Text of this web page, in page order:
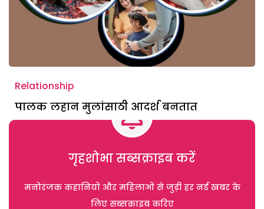
Relationship
पालक लहान मुलांसाठी आदर्श बनतात
गृहशोभा सब्सक्राइब करें
मनोरंजक कहानियों और महिलाओं से जुड़ी हर नई खबर के
लिए सब्सक्राइब करिए